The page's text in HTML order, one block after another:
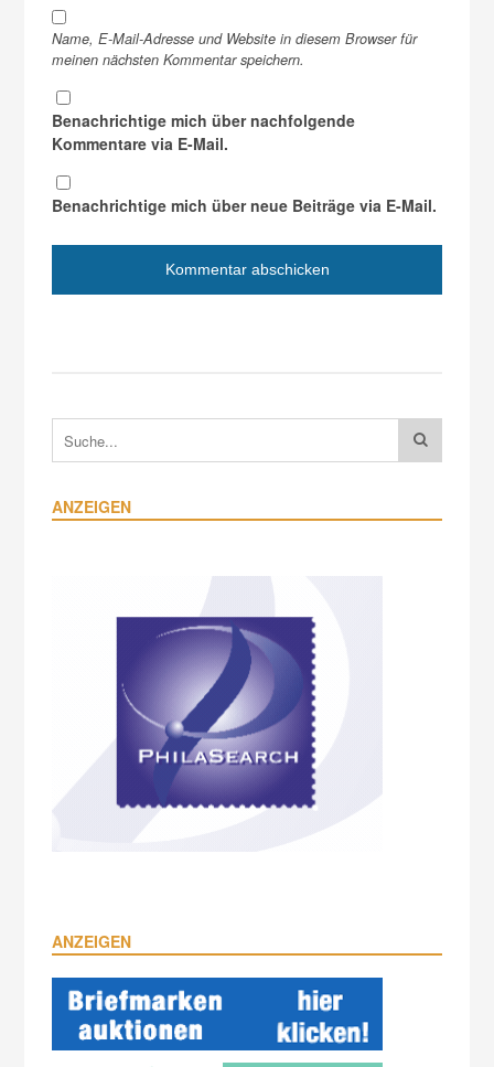
Name, E-Mail-Adresse und Website in diesem Browser für
meinen nächsten Kommentar speichern.
Benachrichtige mich über nachfolgende
Kommentare via E-Mail.
Benachrichtige mich über neue Beiträge via E-Mail.
ANZEIGEN
ANZEIGEN